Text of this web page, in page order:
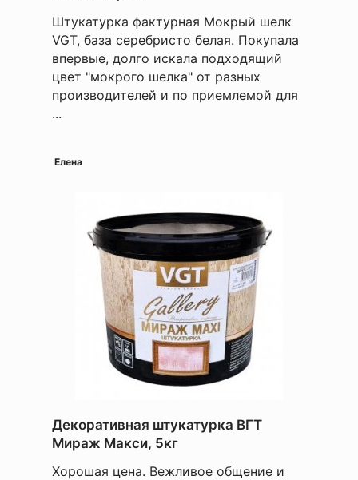
Штукатурка фактурная Мокрый шелк
VGT, база серебристо белая. Покупала
впервые, долго искала подходящий
цвет "мокрого шелка" от разных
производителей и по приемлемой для
...
Елена
Декоративная штукатурка ВГТ
Мираж Макси, 5кг
Хорошая цена. Вежливое общение и